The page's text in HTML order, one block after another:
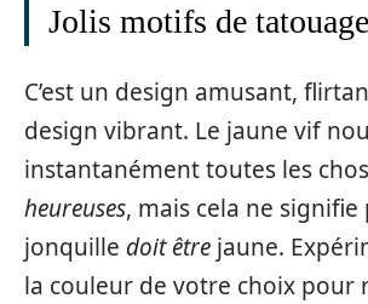
Jolis motifs de
C’est un design amusant,
design vibrant. Le jaune vif
instantanément toutes les
heureuses, mais cela ne
jonquille doit être jaune.
la couleur de votre choix pour